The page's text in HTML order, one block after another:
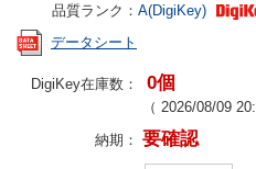
品質ランク： A(DigiKey)
データシート
DigiKey在庫数： 0個
（ 2026/08/09
納期： 要確認